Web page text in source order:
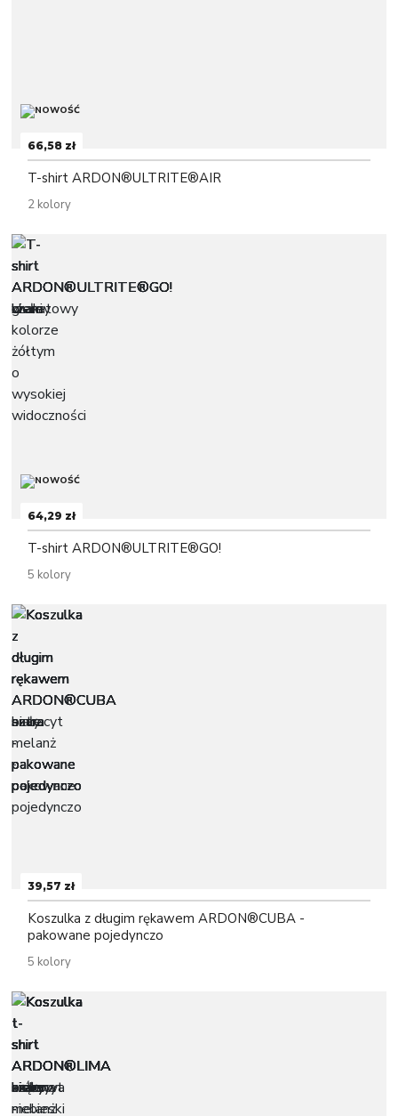
66,58 zł
T-shirt ARDON®ULTRITE®AIR
2 kolory
64,29 zł
T-shirt ARDON®ULTRITE®GO!
5 kolory
39,57 zł
Koszulka z długim rękawem ARDON®CUBA -
pakowane pojedynczo
5 kolory